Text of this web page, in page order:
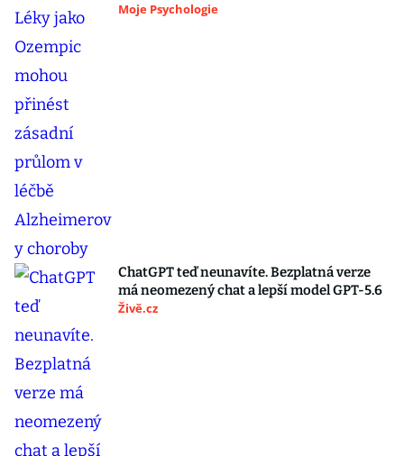
Moje Psychologie
ChatGPT teď neunavíte. Bezplatná verze
má neomezený chat a lepší model GPT-5.6
Živě.cz